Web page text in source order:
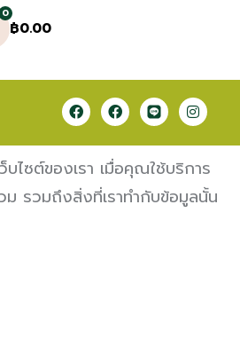
฿0.00
0
ไซต์ของเรา เมื่อคุณใช้บริการ
ม รวมถึงสิ่งที่เราทำกับข้อมูลนั้น